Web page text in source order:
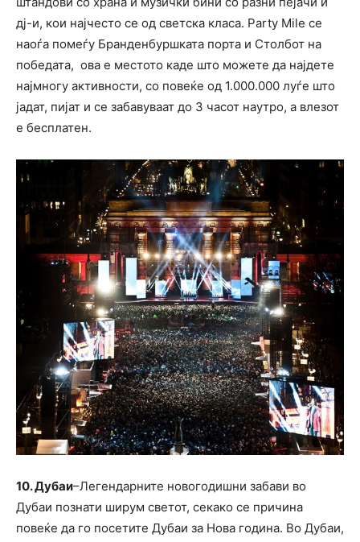
дј-и, кои најчесто се од светска класа. Party Mile се
наоѓа помеѓу Бранденбуршката порта и Столбот на
победата, ова е местото каде што можете да најдете
најмногу активности, со повеќе од 1.000.000 луѓе што
јадат, пијат и се забавуваат до 3 часот наутро, а влезот
е бесплатен.
10. Дубаи–Легендарните новогодишни забави во
Дубаи познати ширум светот, секако се причина
повеќе да го посетите Дубаи за Нова година. Во Дубаи,